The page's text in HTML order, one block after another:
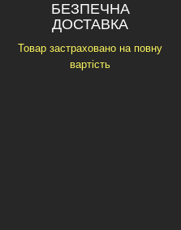
БЕЗПЕЧНА
ДОСТАВКА
Товар застраховано на повну
вартість